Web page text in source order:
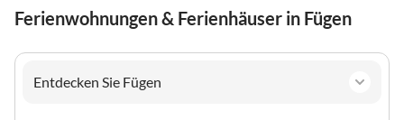
Ferienwohnungen & Ferienhäuser in Fügen
Entdecken Sie Fügen